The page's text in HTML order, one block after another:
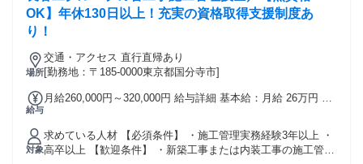
OK】年休130日以上！充実の資格取得支援制度あ
り！
場所
交通・アクセス 直行直帰あり
[勤務地：〒185-0000東京都国分寺市]
給与
月給260,000円～320,000円 給与詳細 基本給：月給 26万円 〜
れる通勤・皆勤・家族手当金額：なし 全員に一律で支払われ
るその他手当金額：なし ✨下記はあくまで最低保証額です。
あなたの経験や能力を考慮して決定します。 ・別途、賞与＋
対象
求めている人材 【必須条件】 ・施工管理実務経験3年以上 ・
高卒以上 【歓迎条件】 ・新築工事または内装工事の施工管理